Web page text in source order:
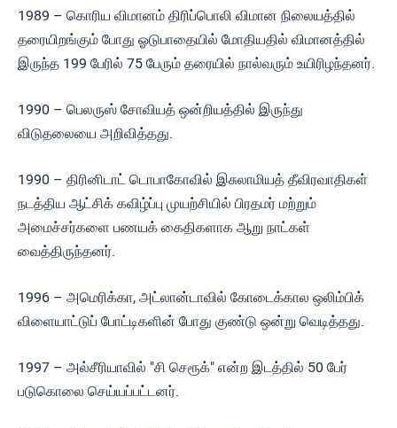
1989 – கொரிய விமானம் திரிப்பொலி விமான நிலையத்தில்
தரையிறங்கும் போது ஓடுபாதையில் மோதியதில் விமானத்தில்
இருந்த 199 பேரில் 75 பேரும் தரையில் நால்வரும் உயிரிழந்தனர்.
1990 – பெலருஸ் சோவியத் ஒன்றியத்தில் இருந்து
விடுதலையை அறிவித்தது.
1990 – திரினிடாட் டொபாகோவில் இசுலாமியத் தீவிரவாதிகள்
நடத்திய ஆட்சிக் கவிழ்ப்பு முயற்சியில் பிரதமர் மற்றும்
அமைச்சர்களை பணயக் கைதிகளாக ஆறு நாட்கள்
வைத்திருந்தனர்.
1996 – அமெரிக்கா, அட்லான்டாவில் கோடைக்கால ஒலிம்பிக்
விளையாட்டுப் போட்டிகளின் போது குண்டு ஒன்று வெடித்தது.
1997 – அல்சீரியாவில் "சி செரூக்" என்ற இடத்தில் 50 பேர்
படுகொலை செய்யப்பட்டனர்.